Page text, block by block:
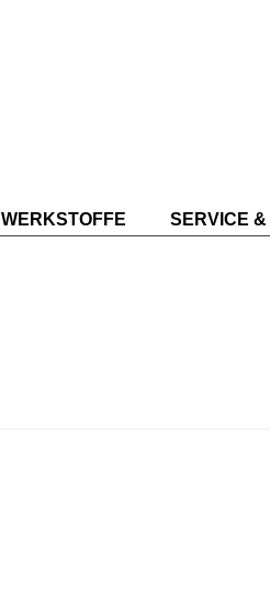
WERKSTOFFE SERVICE &